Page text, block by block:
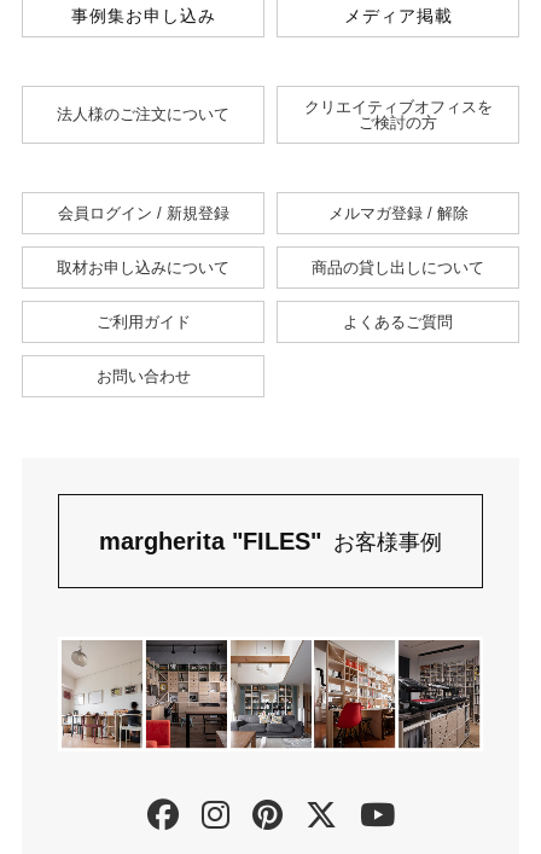
事例集お申し込み メディア掲載
法人様のご注文について
クリエイティブオフィスを
ご検討の方
会員ログイン / 新規登録 メルマガ登録 / 解除
取材お申し込みについて 商品の貸し出しについて
ご利用ガイド よくあるご質問
お問い合わせ
margherita "FILES" お客様事例